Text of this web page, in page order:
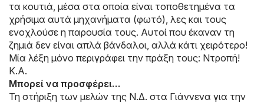
τα κουτιά, μέσα στα οποία είναι τοποθετημένα τα
χρήσιμα αυτά μηχανήματα (φωτό), λες και τους
ενοχλούσε η παρουσία τους. Αυτοί που έκαναν τη
ζημιά δεν είναι απλά βάνδαλοι, αλλά κάτι χειρότερο!
Μία λέξη μόνο περιγράφει την πράξη τους: Ντροπή!
Κ.Α.
Μπορεί να προσφέρει…
Τη στήριξη των μελών της Ν.Δ. στα Γιάννενα για την